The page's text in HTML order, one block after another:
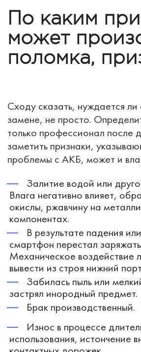
По каким
может
поломка,
Сходу сказать, нуждается ли
замене, не просто.
только профессионал после
заметить признаки,
проблемы с АКБ, может и
Залитие водой или
Влага негативно влияет,
окислы, ржавчину на
компонентах.
В результате падения
смартфон перестал
Механическое воздействие
вывести из строя нижний
Забилась пыль или
застрял инородный предмет.
Брак производственный.
Износ в процессе
использования, истончение